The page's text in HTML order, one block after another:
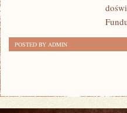
POSTED BY ADMIN